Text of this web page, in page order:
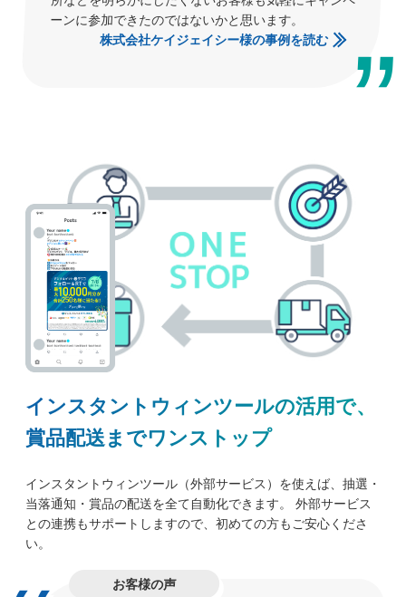
ーンに参加できたのではないかと思います。
株式会社ケイジェイシー様の事例を読む
インスタントウィンツールの活用で、
賞品配送までワンストップ
インスタントウィンツール（外部サービス）を使えば、抽選・
当落通知・賞品の配送を全て自動化できます。 外部サービス
との連携もサポートしますので、初めての方もご安心くださ
い。
お客様の声